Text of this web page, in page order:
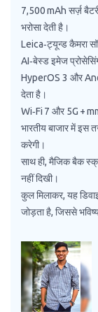
7,500 mAh सर्ज़
भरोसा देती है।
Leica‑ट्यून्ड कैमरा
AI‑बेस्ड इमेज
HyperOS 3 और
देता है।
Wi‑Fi 7 और 5G +
भारतीय बाजार में इस
करेगी।
साथ ही, मैजिक बैक
नहीं दिखी।
कुल मिलाकर, यह
जोड़ता है, जिससे